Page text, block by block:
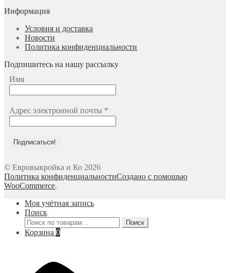
Информация
Условия и доставка
Новости
Политика конфиденциальности
Подпишитесь на нашу рассылку
Имя
Адрес электронной почты *
© Евровыкройка и Ко 2026
Политика конфиденциальностиСоздано с помощью
WooCommerce.
Моя учётная запись
Поиск
Искать:
Поиск
Корзина 0